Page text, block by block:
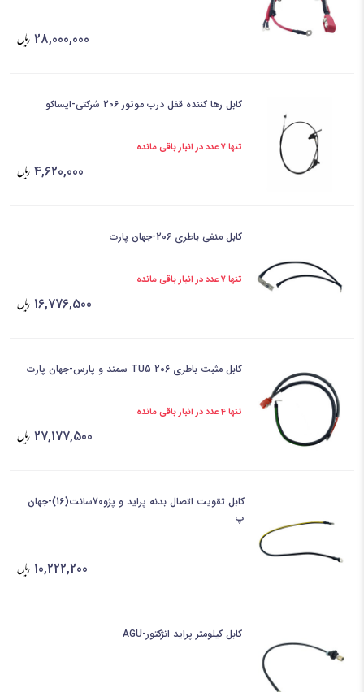
28,000,000
کابل رها کننده قفل درب موتور 206 شرکتی-ایساکو
تنها 7 عدد در انبار باقی مانده
4,620,000
کابل منفی باطری 206-جهان پارت
تنها 7 عدد در انبار باقی مانده
16,776,500
کابل مثبت باطری 206 TU5 سمند و پارس-جهان پارت
تنها 4 عدد در انبار باقی مانده
27,177,500
کابل تقویت اتصال بدنه پراید و پژو70سانت(16)-جهان
پ
10,222,200
کابل کیلومتر پراید انژکتور-AGU